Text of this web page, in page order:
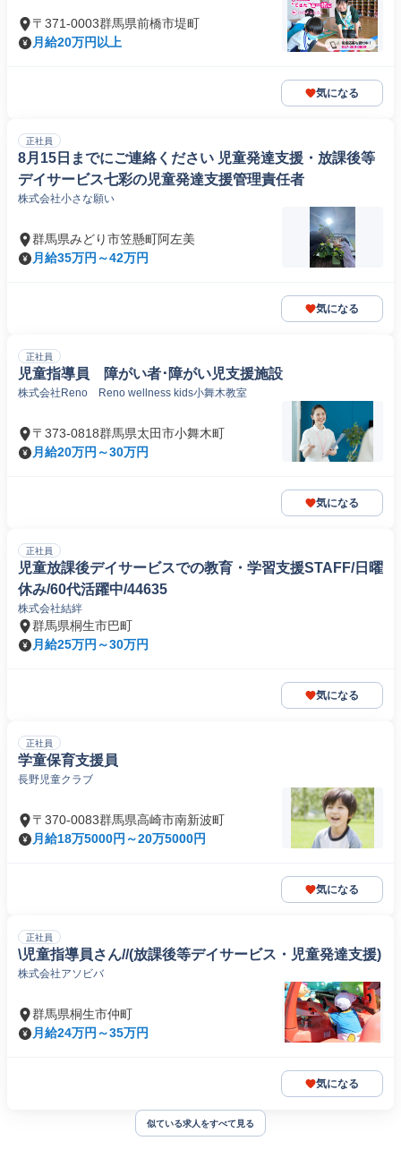
〒371-0003群馬県前橋市堤町
月給20万円以上
気になる
正社員
8月15日までにご連絡ください 児童発達支援・放課後等
デイサービス七彩の児童発達支援管理責任者
株式会社小さな願い
群馬県みどり市笠懸町阿左美
月給35万円～42万円
気になる
正社員
児童指導員 障がい者･障がい児支援施設
株式会社Reno Reno wellness kids小舞木教室
〒373-0818群馬県太田市小舞木町
月給20万円～30万円
気になる
正社員
児童放課後デイサービスでの教育・学習支援STAFF/日曜
休み/60代活躍中/44635
株式会社結絆
群馬県桐生市巴町
月給25万円～30万円
気になる
正社員
学童保育支援員
長野児童クラブ
〒370-0083群馬県高崎市南新波町
月給18万5000円～20万5000円
気になる
正社員
\児童指導員さん//(放課後等デイサービス・児童発達支援)
株式会社アソビバ
群馬県桐生市仲町
月給24万円～35万円
気になる
似ている求人をすべて見る